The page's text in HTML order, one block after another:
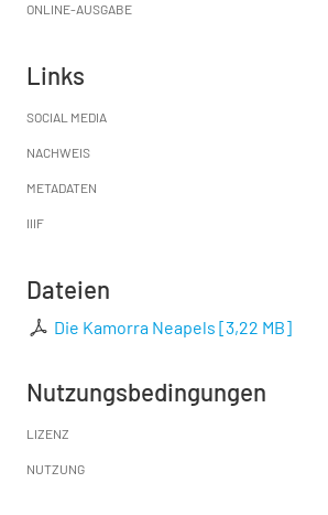
ONLINE-AUSGABE
Links
SOCIAL MEDIA
NACHWEIS
METADATEN
IIIF
Dateien
Die Kamorra Neapels [3,22 MB]
Nutzungsbedingungen
LIZENZ
NUTZUNG